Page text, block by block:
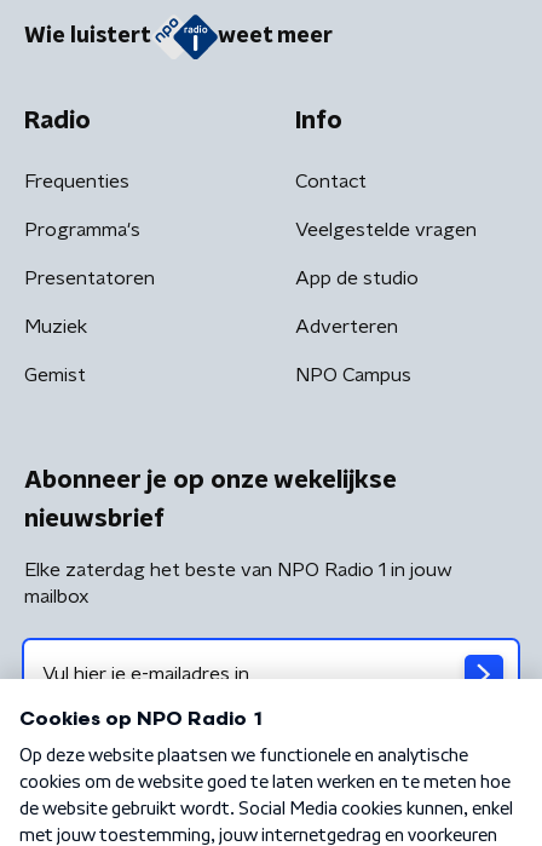
Wie luistert weet meer
Radio
Frequenties
Programma's
Presentatoren
Muziek
Gemist
Info
Contact
Veelgestelde vragen
App de studio
Adverteren
NPO Campus
Abonneer je op onze wekelijkse
nieuwsbrief
Elke zaterdag het beste van NPO Radio 1 in jouw
mailbox
Algemene voorwaarden